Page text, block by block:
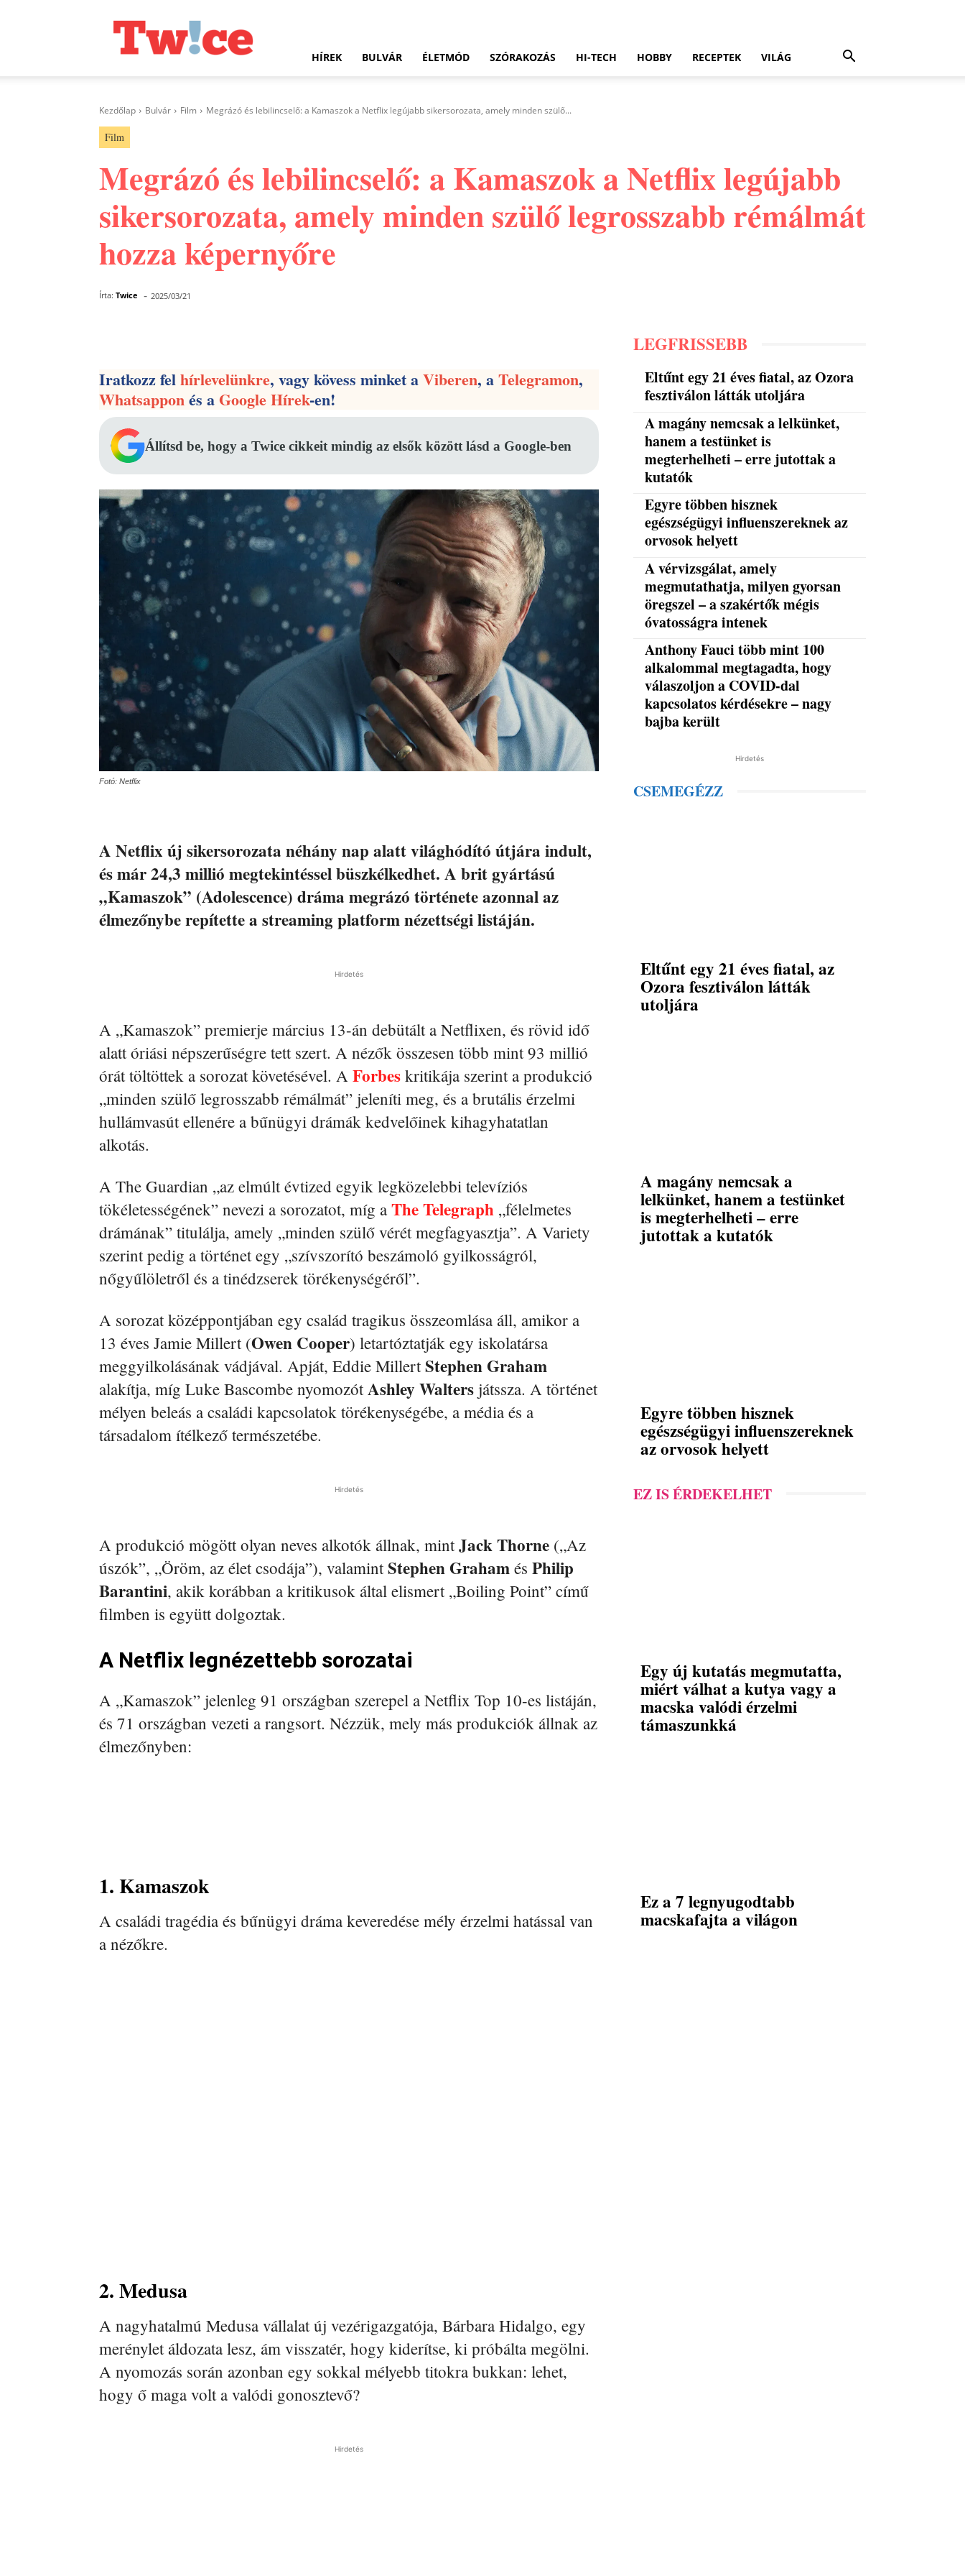
HÍREK BULVÁR ÉLETMÓD SZÓRAKOZÁS HI-TECH HOBBY RECEPTEK VILÁG
Kezdőlap Bulvár Film Megrázó és lebilincselő: a Kamaszok a Netflix legújabb sikersorozata, amely minden szülő...
Film
Megrázó és lebilincselő: a Kamaszok a Netflix legújabb
sikersorozata, amely minden szülő legrosszabb rémálmát
hozza képernyőre
Írta: Twice - 2025/03/21
Iratkozz felhírlevelünkre, vagy kövess minket aViberen, aTelegramon,
Whatsapponés aGoogle Hírek-en!
Állítsd be, hogy a Twice cikkeit mindig az elsők között lásd a Google-ben
Fotó: Netflix
A Netflix új sikersorozata néhány nap alatt világhódító útjára indult,
és már 24,3 millió megtekintéssel büszkélkedhet. A brit gyártású
„Kamaszok” (Adolescence) dráma megrázó története azonnal az
élmezőnybe repítette a streaming platform nézettségi listáján.
Hirdetés
A „Kamaszok” premierje március 13-án debütált a Netflixen, és rövid idő
alatt óriási népszerűségre tett szert. A nézők összesen több mint 93 millió
órát töltöttek a sorozat követésével. A Forbes kritikája szerint a produkció
„minden szülő legrosszabb rémálmát” jeleníti meg, és a brutális érzelmi
hullámvasút ellenére a bűnügyi drámák kedvelőinek kihagyhatatlan
alkotás.
A The Guardian „az elmúlt évtized egyik legközelebbi televíziós
tökéletességének” nevezi a sorozatot, míg a The Telegraph „félelmetes
drámának” titulálja, amely „minden szülő vérét megfagyasztja”. A Variety
szerint pedig a történet egy „szívszorító beszámoló gyilkosságról,
nőgyűlöletről és a tinédzserek törékenységéről”.
A sorozat középpontjában egy család tragikus összeomlása áll, amikor a
13 éves Jamie Millert (Owen Cooper) letartóztatják egy iskolatársa
meggyilkolásának vádjával. Apját, Eddie MillertStephen Graham
alakítja, míg Luke Bascombe nyomozótAshley Walters játssza. A történet
mélyen beleás a családi kapcsolatok törékenységébe, a média és a
társadalom ítélkező természetébe.
Hirdetés
A produkció mögött olyan neves alkotók állnak, mintJack Thorne („Az
úszók”, „Öröm, az élet csodája”), valamintStephen Graham és Philip
Barantini, akik korábban a kritikusok által elismert „Boiling Point” című
filmben is együtt dolgoztak.
A Netflix legnézettebb sorozatai
A „Kamaszok” jelenleg 91 országban szerepel a Netflix Top 10-es listáján,
és 71 országban vezeti a rangsort. Nézzük, mely más produkciók állnak az
élmezőnyben:
1. Kamaszok
A családi tragédia és bűnügyi dráma keveredése mély érzelmi hatással van
a nézőkre.
2. Medusa
A nagyhatalmú Medusa vállalat új vezérigazgatója, Bárbara Hidalgo, egy
merénylet áldozata lesz, ám visszatér, hogy kiderítse, ki próbálta megölni.
A nyomozás során azonban egy sokkal mélyebb titokra bukkan: lehet,
hogy ő maga volt a valódi gonosztevő?
Hirdetés
LEGFRISSEBB
Eltűnt egy 21 éves fiatal, az Ozora
fesztiválon látták utoljára
A magány nemcsak a lelkünket,
hanem a testünket is
megterhelheti – erre jutottak a
kutatók
Egyre többen hisznek
egészségügyi influenszereknek az
orvosok helyett
A vérvizsgálat, amely
megmutathatja, milyen gyorsan
öregszel – a szakértők mégis
óvatosságra intenek
Anthony Fauci több mint 100
alkalommal megtagadta, hogy
válaszoljon a COVID-dal
kapcsolatos kérdésekre – nagy
bajba került
Hirdetés
CSEMEGÉZZ
Eltűnt egy 21 éves fiatal, az
Ozora fesztiválon látták
utoljára
A magány nemcsak a
lelkünket, hanem a testünket
is megterhelheti – erre
jutottak a kutatók
Egyre többen hisznek
egészségügyi influenszereknek
az orvosok helyett
EZ IS ÉRDEKELHET
Egy új kutatás megmutatta,
miért válhat a kutya vagy a
macska valódi érzelmi
támaszunkká
Ez a 7 legnyugodtabb
macskafajta a világon